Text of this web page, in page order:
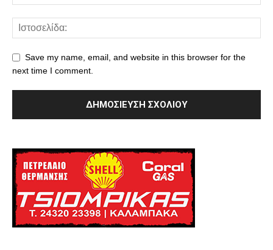
Save my name, email, and website in this browser for the
next time I comment.